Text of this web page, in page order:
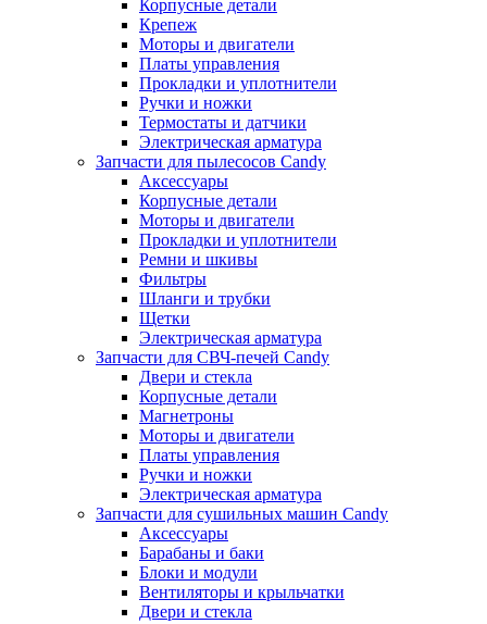
Корпусные детали
Крепеж
Моторы и двигатели
Платы управления
Прокладки и уплотнители
Ручки и ножки
Термостаты и датчики
Электрическая арматура
Запчасти для пылесосов Candy
Аксессуары
Корпусные детали
Моторы и двигатели
Прокладки и уплотнители
Ремни и шкивы
Фильтры
Шланги и трубки
Щетки
Электрическая арматура
Запчасти для СВЧ-печей Candy
Двери и стекла
Корпусные детали
Магнетроны
Моторы и двигатели
Платы управления
Ручки и ножки
Электрическая арматура
Запчасти для сушильных машин Candy
Аксессуары
Барабаны и баки
Блоки и модули
Вентиляторы и крыльчатки
Двери и стекла